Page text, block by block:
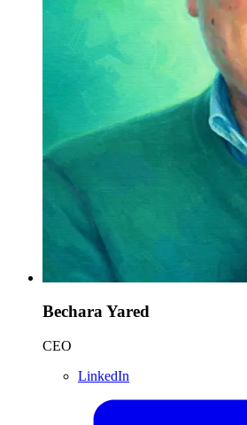
Bechara Yared
CEO
LinkedIn